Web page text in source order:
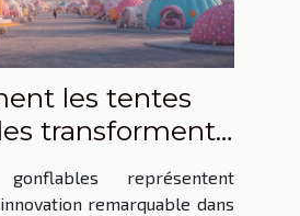
les tentes
transforment
en
représentent
remarquable dans